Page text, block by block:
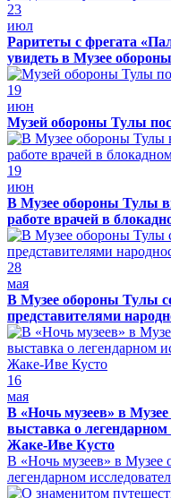
23
июл
Раритеты с фрегата
увидеть в Музее
19
июн
Музей обороны Тулы
19
июн
В Музее обороны Тулы
работе врачей в
28
мая
В Музее обороны Тулы
представителями
16
мая
В «Ночь музеев» в
выставка о легендарном
Жаке-Иве Кусто
В «Ночь музеев» в Музее
легендарном